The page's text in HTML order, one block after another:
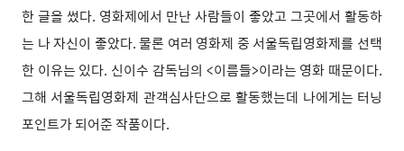
한 글을 썼다. 영화제에서 만난 사람들이 좋았고 그곳에서 활동하
는 나 자신이 좋았다. 물론 여러 영화제 중 서울독립영화제를 선택
한 이유는 있다. 신이수 감독님의 <이름들>이라는 영화 때문이다.
그해 서울독립영화제 관객심사단으로 활동했는데 나에게는 터닝
포인트가 되어준 작품이다.